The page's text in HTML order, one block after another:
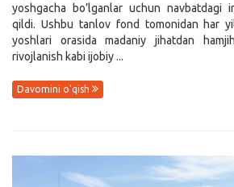
yoshgacha bo’lganlar uchun navbatdagi
qildi. Ushbu tanlov fond tomonidan har
yoshlari orasida madaniy jihatdan
rivojlanish kabi ijobiy ...
Davomini o'qish